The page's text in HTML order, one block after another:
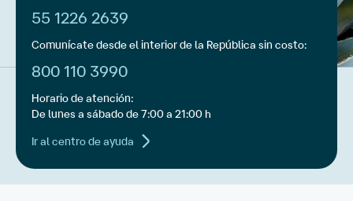
55 1226 2639
Comunícate desde el interior de la República sin costo:
800 110 3990
Horario de atención:
De lunes a sábado de 7:00 a 21:00 h
Ir al centro de ayuda